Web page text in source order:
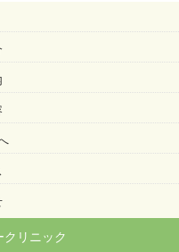
リニック